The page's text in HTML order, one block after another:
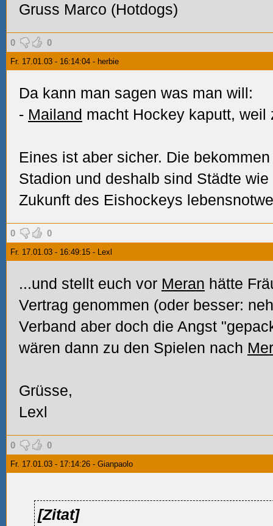
Gruss Marco (Hotdogs)
0 0
Fr. 17.01.03 - 16:14:04 - herbie
Da kann man sagen was man will:
- Mailand macht Hockey kaputt, weil
Eines ist aber sicher. Die
Stadion und deshalb sind Städte wie
Zukunft des Eishockeys
0 0
Fr. 17.01.03 - 16:49:15 - Lexl
...und stellt euch vor Meran hätte
Vertrag genommen (oder besser:
Verband aber doch die Angst
wären dann zu den Spielen nach
Grüsse,
Lexl
0 0
Fr. 17.01.03 - 17:14:26 - Gianpaolo
[Zitat]